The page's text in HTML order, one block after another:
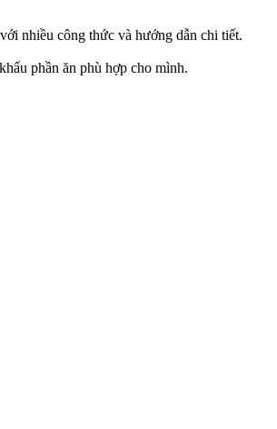
nhiều công thức và hướng dẫn chi tiết.
phần ăn phù hợp cho mình.